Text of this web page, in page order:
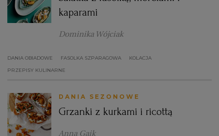
kaparami
Dominika Wójciak
DANIA OBIADOWE FASOLKA SZPARAGOWA
KOLACJA
PRZEPISY KULINARNE
DANIA SEZONOWE
Grzanki z kurkami i ricottą
Anna Gaik